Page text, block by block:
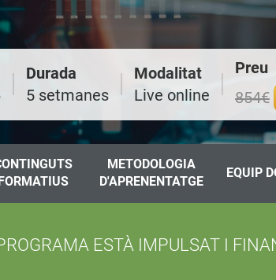
Durada
5 setmanes
Modalitat
Live online
Preu
854€
METODOLOGIA
D'APRENENTATGE
EQUIP
ESTÀ IMPULSAT I